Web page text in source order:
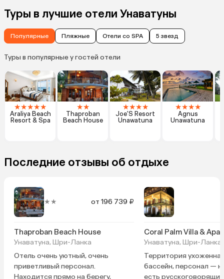
Туры в лучшие отели Унаватуны
Популярные Пляжные Отели со SPA 5 звезд
Туры в популярные у гостей отели
★★★★★
Araliya Beach
Resort & Spa
★★
Thaproban
Beach House
★★★★
Joe’S Resort
Unawatuna
★★★★
Agnus
Unawatuna
Последние отзывы об отдыхе
★★ от 196 739 ₽
Thaproban Beach House
Унаватуна, Шри-Ланка
Отель очень уютный, очень
приветливый персонал.
Находится прямо на берегу,
Coral Palm Villa &
Унаватуна, Шри-Ланка
Территория
бассейн, персонал —
есть